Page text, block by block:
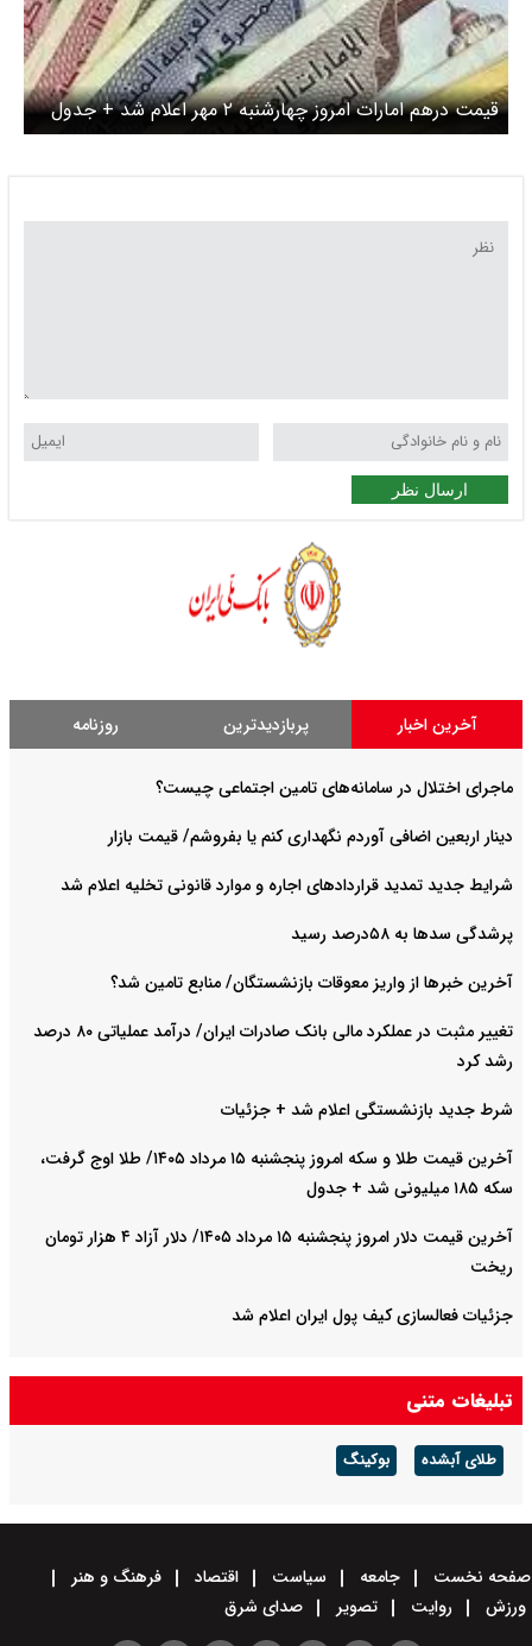
قیمت درهم امارات امروز چهارشنبه ۲ مهر اعلام شد + جدول
ارسال نظر
آخرین اخبار پربازدیدترین روزنامه
ماجرای اختلال در سامانه‌های تامین اجتماعی چیست؟
دینار اربعین اضافی آوردم نگهداری کنم یا بفروشم/ قیمت بازار
شرایط جدید تمدید قراردادهای اجاره و موارد قانونی تخلیه اعلام شد
پرشدگی سدها به ۵۸درصد رسید
آخرین خبرها از واریز معوقات بازنشستگان/ منابع تامین شد؟
تغییر مثبت در عملکرد مالی بانک صادرات ایران/ درآمد عملیاتی ۸۰ درصد
رشد کرد
شرط جدید بازنشستگی اعلام شد + جزئیات
آخرین قیمت طلا و سکه امروز پنجشنبه ۱۵ مرداد ۱۴۰۵/ طلا اوج گرفت،
سکه ۱۸۵ میلیونی شد + جدول
آخرین قیمت دلار امروز پنجشنبه ۱۵ مرداد ۱۴۰۵/ دلار آزاد ۴ هزار تومان
ریخت
جزئیات فعالسازی کیف پول ایران اعلام شد
تبلیغات متنی
طلای آبشده بوکینگ
صفحه نخست جامعه سیاست اقتصاد
فرهنگ و هنر
ورزش
روایت تصویر صدای شرق